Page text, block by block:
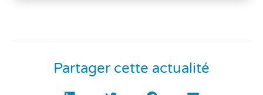
Partager cette actualité